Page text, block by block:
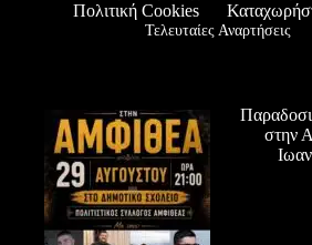
Πολιτική Cookies
Τελευταίες Αναρτήσεις
στην